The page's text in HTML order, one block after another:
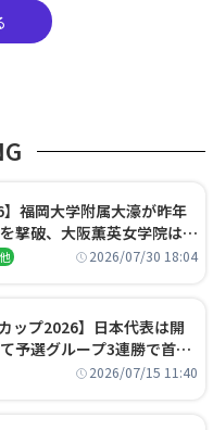
】福岡大学附属大濠が昨年
撃破、大阪薫英女学院は岐
日目試合結果2026/07/30 18:04
ップ2026】日本代表は開
予選グループ3連勝で首位
はエジプトに決定2026/07/15 11:40